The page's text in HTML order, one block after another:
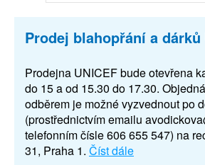
Prodej blahopřání a dárků
Prodejna UNICEF bude otevřena
do 15 a od 15.30 do 17.30.
odběrem je možné vyzvednout po
(prostřednictvím emailu
telefonním čísle 606 655 547) na
31, Praha 1. Číst dále